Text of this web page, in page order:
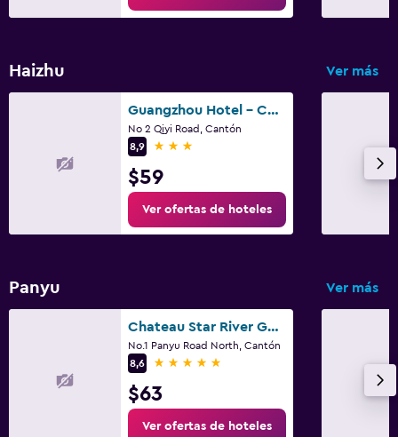
Haizhu Ver más
Guangzhou Hotel - Canton Fair Free Shuttle Bus
No 2 Qiyi Road, Cantón
8,9
3 estrellas
$59
Ver ofertas de hoteles
Panyu Ver más
Chateau Star River Guangzhou
No.1 Panyu Road North, Cantón
8,6
5 estrellas
$63
Ver ofertas de hoteles